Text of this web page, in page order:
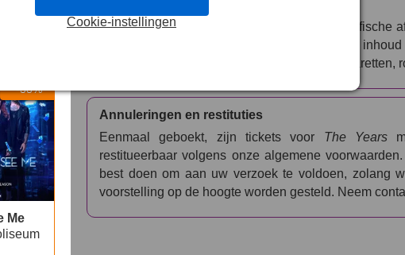
Houd er rekening mee dat deze productie grafische
gedwongen seksuele ontmoeting en seksuele
De productie omvat ook het gebruik van e-sigaretten,
Annuleringen en restituties
Eenmaal geboekt, zijn tickets voor The Years
restitueerbaar volgens onze algemene
best doen om aan uw verzoek te voldoen, zolang
voorstelling op de hoogte worden gesteld. Neem
-38%
Me
Cookie-instellingen